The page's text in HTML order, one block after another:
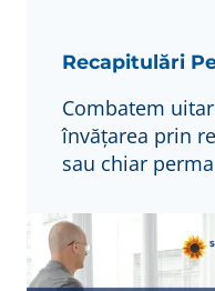
Recapitulări
Combatem
învățarea prin
sau chiar